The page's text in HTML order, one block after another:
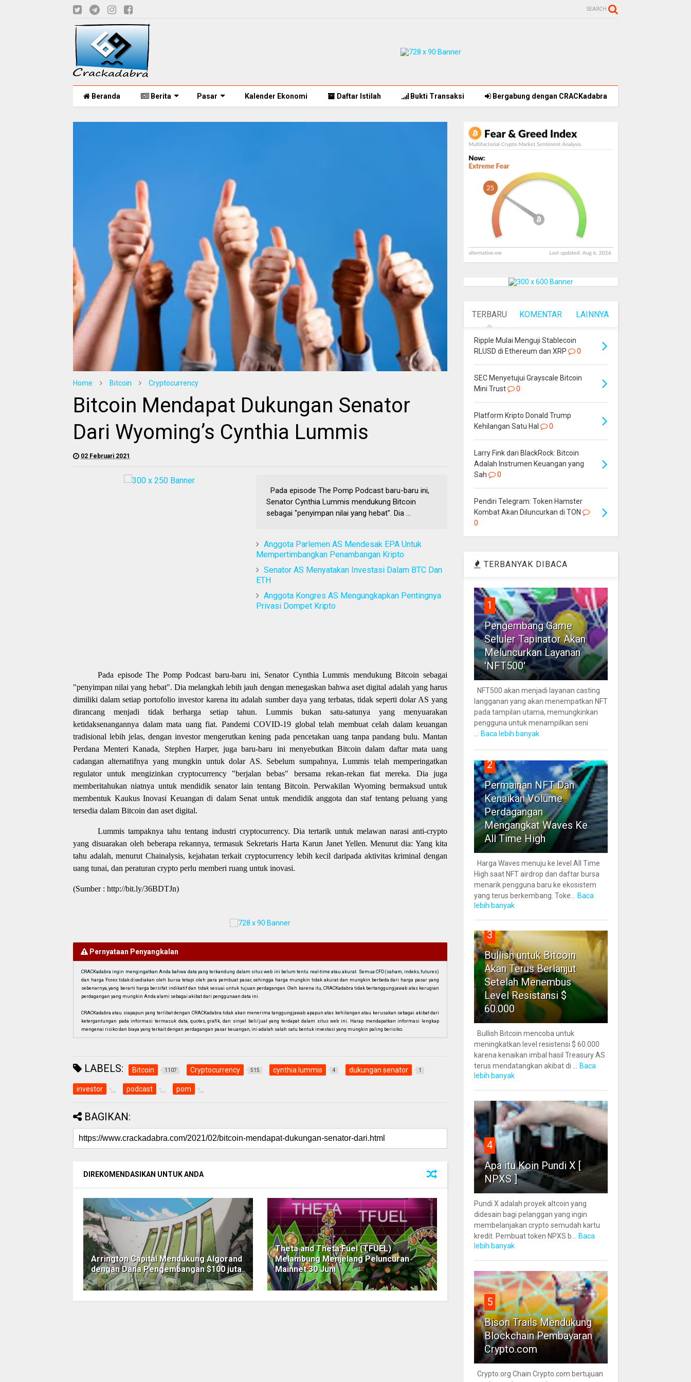
SEARCH
Beranda Berita Pasar Kalender Ekonomi Daftar Istilah Bukti Transaksi Bergabung dengan CRACKadabra
Home Bitcoin Cryptocurrency
Bitcoin Mendapat Dukungan Senator
Dari Wyoming’s Cynthia Lummis
02 Februari 2021
Pada episode The Pomp Podcast baru-baru ini,
Senator Cynthia Lummis mendukung Bitcoin
sebagai "penyimpan nilai yang hebat". Dia ...
Anggota Parlemen AS Mendesak EPA Untuk
Mempertimbangkan Penambangan Kripto
Senator AS Menyatakan Investasi Dalam BTC Dan
ETH
Anggota Kongres AS Mengungkapkan Pentingnya
Privasi Dompet Kripto
Pada episode The Pomp Podcast baru-baru ini, Senator Cynthia Lummis mendukung Bitcoin sebagai
"penyimpan nilai yang hebat". Dia melangkah lebih jauh dengan menegaskan bahwa aset digital adalah yang harus
dimiliki dalam setiap portofolio investor karena itu adalah sumber daya yang terbatas, tidak seperti dolar AS yang
dirancang menjadi tidak berharga setiap tahun. Lummis bukan satu-satunya yang menyuarakan
ketidaksenangannya dalam mata uang fiat. Pandemi COVID-19 global telah membuat celah dalam keuangan
tradisional lebih jelas, dengan investor mengerutkan kening pada pencetakan uang tanpa pandang bulu. Mantan
Perdana Menteri Kanada, Stephen Harper, juga baru-baru ini menyebutkan Bitcoin dalam daftar mata uang
cadangan alternatifnya yang mungkin untuk dolar AS. Sebelum sumpahnya, Lummis telah memperingatkan
regulator untuk mengizinkan cryptocurrency "berjalan bebas" bersama rekan-rekan fiat mereka. Dia juga
memberitahukan niatnya untuk mendidik senator lain tentang Bitcoin. Perwakilan Wyoming bermaksud untuk
membentuk Kaukus Inovasi Keuangan di dalam Senat untuk mendidik anggota dan staf tentang peluang yang
tersedia dalam Bitcoin dan aset digital.
Lummis tampaknya tahu tentang industri cryptocurrency. Dia tertarik untuk melawan narasi anti-crypto
yang disuarakan oleh beberapa rekannya, termasuk Sekretaris Harta Karun Janet Yellen. Menurut dia: Yang kita
tahu adalah, menurut Chainalysis, kejahatan terkait cryptocurrency lebih kecil daripada aktivitas kriminal dengan
uang tunai, dan peraturan crypto perlu memberi ruang untuk inovasi.
(Sumber : http://bit.ly/36BDTJn)
Pernyataan Penyangkalan
CRACKadabra ingin mengingatkan Anda bahwa data yang terkandung dalam situs web ini belum tentu real-time atau akurat. Semua CFD (saham, indeks, futures)
dan harga Forex tidak disediakan oleh bursa tetapi oleh para pembuat pasar, sehingga harga mungkin tidak akurat dan mungkin berbeda dari harga pasar yang
sebenarnya, yang berarti harga bersifat indikatif dan tidak sesuai untuk tujuan perdagangan. Oleh karena itu, CRACKadabra tidak bertanggungjawab atas kerugian
perdagangan yang mungkin Anda alami sebagai akibat dari penggunaan data ini.
CRACKadabra atau siapapun yang terlibat dengan CRACKadabra tidak akan menerima tanggungjawab apapun atas kehilangan atau kerusakan sebagai akibat dari
ketergantungan pada informasi termasuk data, quotes, grafik, dan sinyal beli/jual yang terdapat dalam situs web ini. Harap mendapatkan informasi lengkap
mengenai risiko dan biaya yang terkait dengan perdagangan pasar keuangan, ini adalah salah satu bentuk investasi yang mungkin paling berisiko.
LABELS: Bitcoin 1107 Cryptocurrency 515 cynthia lummis 4 dukungan senator 1
investor podcast pom
BAGIKAN:
DIREKOMENDASIKAN UNTUK ANDA
Arrington Capital Mendukung Algorand
dengan Dana Pengembangan $100 juta
Theta and Theta Fuel (TFUEL)
Melambung Menjelang Peluncuran
Mainnet 30 Juni
TERBARU KOMENTAR LAINNYA
Ripple Mulai Menguji Stablecoin
RLUSD di Ethereum dan XRP
0
SEC Menyetujui Grayscale Bitcoin
Mini Trust
0
Platform Kripto Donald Trump
Kehilangan Satu Hal
0
Larry Fink dari BlackRock: Bitcoin
Adalah Instrumen Keuangan yang
Sah
0
Pendiri Telegram: Token Hamster
Kombat Akan Diluncurkan di TON
0
TERBANYAK DIBACA
1
Pengembang Game
Seluler Tapinator Akan
Meluncurkan Layanan
'NFT500'
NFT500 akan menjadi layanan casting
langganan yang akan menempatkan NFT
pada tampilan utama, memungkinkan
pengguna untuk menampilkan seni
Baca lebih banyak
2
Permainan NFT Dan
Kenaikan Volume
Perdagangan
Mengangkat Waves Ke
All Time High
Harga Waves menuju ke level All Time
High saat NFT airdrop dan daftar bursa
menarik pengguna baru ke ekosistem
yang terus berkembang. Toke...
Baca
lebih banyak
3
Bullish untuk Bitcoin
Akan Terus Berlanjut
Setelah Menembus
Level Resistansi $
60.000
Bullish Bitcoin mencoba untuk
meningkatkan level resistensi $ 60.000
karena kenaikan imbal hasil Treasury AS
terus mendatangkan akibat di ...
Baca
lebih banyak
4
Apa itu Koin Pundi X [
NPXS ]
Pundi X adalah proyek altcoin yang
didesain bagi pelanggan yang ingin
membelanjakan crypto semudah kartu
kredit. Pembuat token NPXS b...
Baca
lebih banyak
5
Bison Trails Mendukung
Blockchain Pembayaran
Crypto.com
Crypto.org Chain Crypto.com bertujuan